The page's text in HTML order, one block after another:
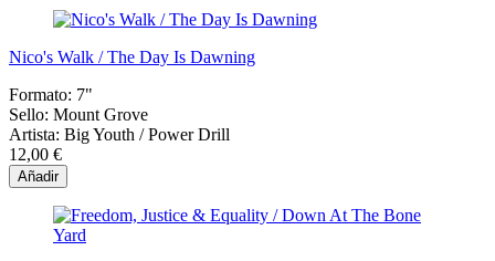
Nico's Walk / The Day Is Dawning
Formato: 7"
Sello: Mount Grove
Artista: Big Youth / Power Drill
12,00 €
Añadir